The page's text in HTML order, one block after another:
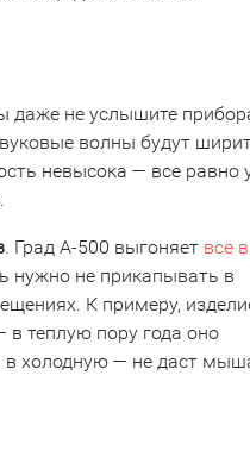
даже не услышите
волны будут
невысока — все равно
. Град А-500 выгоняет все
нужно не прикапывать в
К примеру,
в теплую пору года оно
в холодную — не даст